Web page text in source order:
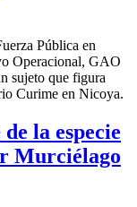
Pública en
Operacional, GAO
sujeto que figura
Curime en Nicoya.
la especie
Murciélago